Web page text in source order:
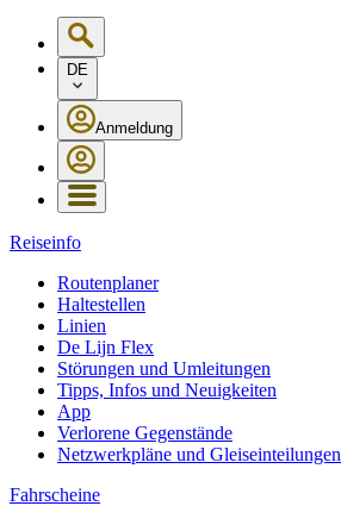
DE
Anmeldung
Reiseinfo
Routenplaner
Haltestellen
Linien
De Lijn Flex
Störungen und Umleitungen
Tipps, Infos und Neuigkeiten
App
Verlorene Gegenstände
Netzwerkpläne und Gleiseinteilungen
Fahrscheine